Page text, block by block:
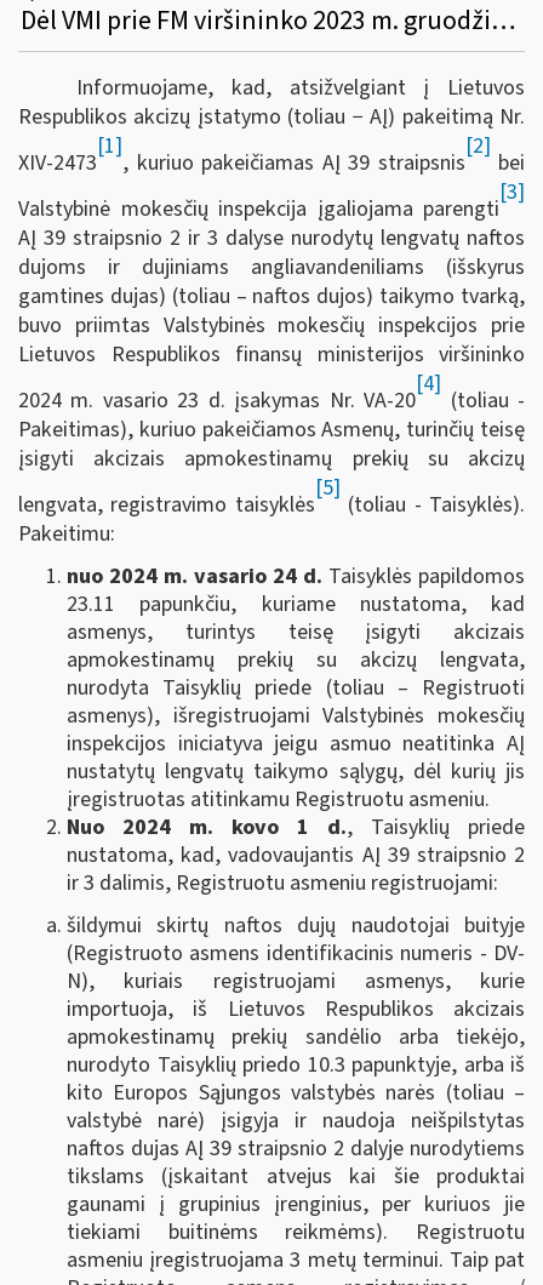
Dėl VMI prie FM viršininko 2023 m. gruodžio 27 d. įsakymo Nr. VA-99 pakeitimo
Informuojame, kad, atsižvelgiant į Lietuvos
Respublikos akcizų įstatymo (toliau − AĮ) pakeitimą Nr.
XIV-2473
[1]
, kuriuo pakeičiamas AĮ 39 straipsnis
[2]
bei
Valstybinė mokesčių inspekcija įgaliojama parengti
[3]
AĮ 39 straipsnio 2 ir 3 dalyse nurodytų lengvatų naftos
dujoms ir dujiniams angliavandeniliams (išskyrus
gamtines dujas) (toliau – naftos dujos) taikymo tvarką,
buvo priimtas Valstybinės mokesčių inspekcijos prie
Lietuvos Respublikos finansų ministerijos viršininko
2024 m. vasario 23 d. įsakymas Nr. VA-20
[4]
(toliau -
Pakeitimas), kuriuo pakeičiamos Asmenų, turinčių teisę
įsigyti akcizais apmokestinamų prekių su akcizų
lengvata, registravimo taisyklės
[5]
(toliau - Taisyklės).
Pakeitimu:
nuo 2024 m. vasario 24 d. Taisyklės papildomos
23.11 papunkčiu, kuriame nustatoma, kad
asmenys, turintys teisę įsigyti akcizais
apmokestinamų prekių su akcizų lengvata,
nurodyta Taisyklių priede (toliau – Registruoti
asmenys), išregistruojami Valstybinės mokesčių
inspekcijos iniciatyva jeigu asmuo neatitinka AĮ
nustatytų lengvatų taikymo sąlygų, dėl kurių jis
įregistruotas atitinkamu Registruotu asmeniu.
Nuo 2024 m. kovo 1 d., Taisyklių priede
nustatoma, kad, vadovaujantis AĮ 39 straipsnio 2
ir 3 dalimis, Registruotu asmeniu registruojami:
šildymui skirtų naftos dujų naudotojai buityje
(Registruoto asmens identifikacinis numeris - DV-
N), kuriais registruojami asmenys, kurie
importuoja, iš Lietuvos Respublikos akcizais
apmokestinamų prekių sandėlio arba tiekėjo,
nurodyto Taisyklių priedo 10.3 papunktyje, arba iš
kito Europos Sąjungos valstybės narės (toliau –
valstybė narė) įsigyja ir naudoja neišpilstytas
naftos dujas AĮ 39 straipsnio 2 dalyje nurodytiems
tikslams (įskaitant atvejus kai šie produktai
gaunami į grupinius įrenginius, per kuriuos jie
tiekiami buitinėms reikmėms). Registruotu
asmeniu įregistruojama 3 metų terminui. Taip pat